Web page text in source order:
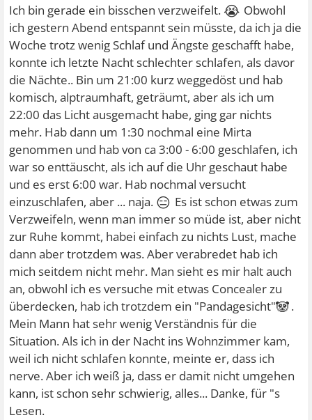
Ich bin gerade ein bisschen verzweifelt. 😭 Obwohl
ich gestern Abend entspannt sein müsste, da ich ja die
Woche trotz wenig Schlaf und Ängste geschafft habe,
konnte ich letzte Nacht schlechter schlafen, als davor
die Nächte.. Bin um 21:00 kurz weggedöst und hab
komisch, alptraumhaft, geträumt, aber als ich um
22:00 das Licht ausgemacht habe, ging gar nichts
mehr. Hab dann um 1:30 nochmal eine Mirta
genommen und hab von ca 3:00 - 6:00 geschlafen, ich
war so enttäuscht, als ich auf die Uhr geschaut habe
und es erst 6:00 war. Hab nochmal versucht
einzuschlafen, aber ... naja. 😑 Es ist schon etwas zum
Verzweifeln, wenn man immer so müde ist, aber nicht
zur Ruhe kommt, habei einfach zu nichts Lust, mache
dann aber trotzdem was. Aber verabredet hab ich
mich seitdem nicht mehr. Man sieht es mir halt auch
an, obwohl ich es versuche mit etwas Concealer zu
überdecken, hab ich trotzdem ein "Pandagesicht"🐼.
Mein Mann hat sehr wenig Verständnis für die
Situation. Als ich in der Nacht ins Wohnzimmer kam,
weil ich nicht schlafen konnte, meinte er, dass ich
nerve. Aber ich weiß ja, dass er damit nicht umgehen
kann, ist schon sehr schwierig, alles... Danke, für "s
Lesen.